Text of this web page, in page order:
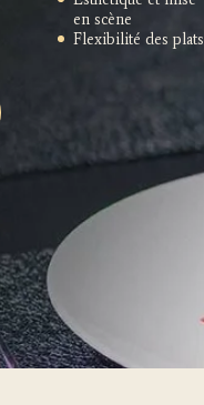
en scène
Flexibilité des plats